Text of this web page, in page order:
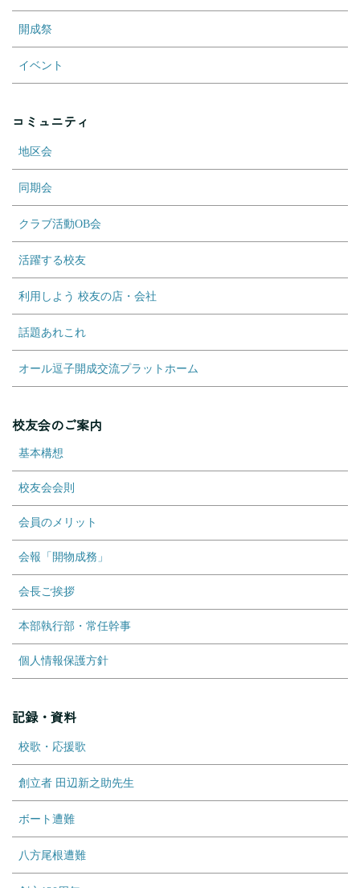
開成祭
イベント
コミュニティ
地区会
同期会
クラブ活動OB会
活躍する校友
利用しよう 校友の店・会社
話題あれこれ
オール逗子開成交流プラットホーム
校友会のご案内
基本構想
校友会会則
会員のメリット
会報「開物成務」
会長ご挨拶
本部執行部・常任幹事
個人情報保護方針
記録・資料
校歌・応援歌
創立者 田辺新之助先生
ボート遭難
八方尾根遭難